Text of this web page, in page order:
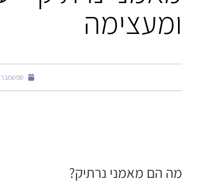
ומעצימה
ספטמבר 28, 2025
מה הם מאמני נרתיק?